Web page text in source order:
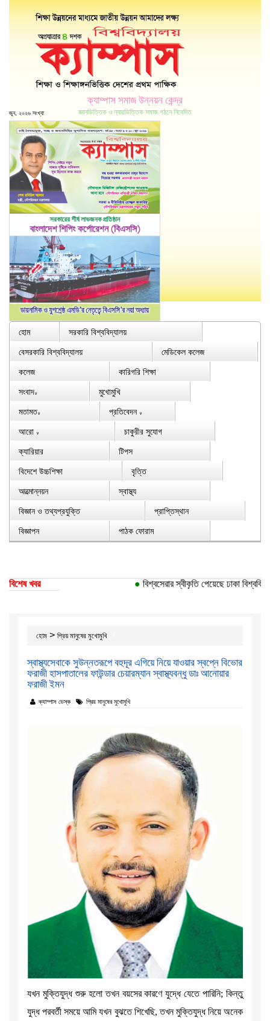
ক্যাম্পাস সমাজ উন্নয়ন কেন্দ্র
জ্ঞানভিত্তিক ও ন্যায়ভিত্তিক সমাজ গঠনে নিবেদিত
জুন, ২০২৬ সংখ্যা
হোম
সরকারি বিশ্ববিদ্যালয়
বেসরকারি বিশ্ববিদ্যালয়
মেডিকেল কলেজ
কলেজ
কারিগরি শিক্ষা
সংবাদ∨
মুখোমুখি
মতামত∨ প্রতিবেদন ∨
আরো ∨
চাকুরীর সুযোগ
ক্যারিয়ার
টিপস
বিদেশে উচ্চশিক্ষা
বৃত্তি
আত্মোন্নয়ন
স্বাস্থ্য
বিজ্ঞান ও তথ্যপ্রযুক্তি
প্রাপ্তিস্থান
বিজ্ঞাপন
পাঠক ফোরাম
বিশেষ খবর বিশ্বসেরার স্বীকৃতি পেয়েছে ঢাকা
হোম > প্রিয় মানুষের মুখোমুখি
স্বাস্থ্যসেবাকে সুউন্নতরূপে বহুদূর এগিয়ে নিয়ে যাওয়ার স্বপ্নে বিভোর
ফরাজী হাসপাতালের ফাউন্ডার চেয়ারম্যান স্বাস্থ্যবন্ধু ডাঃ আনোয়ার
ফরাজী ইমন
ক্যাম্পাস ডেস্ক প্রিয় মানুষের মুখোমুখি
যখন মুক্তিযুদ্ধ শুরু হলো তখন বয়সের কারণে যুদ্ধে যেতে পারিনি; কিন্তু
যুদ্ধ পরবর্তী সময়ে আমি যখন বুঝতে শিখেছি, তখন মুক্তিযুদ্ধ নিয়ে অনেক